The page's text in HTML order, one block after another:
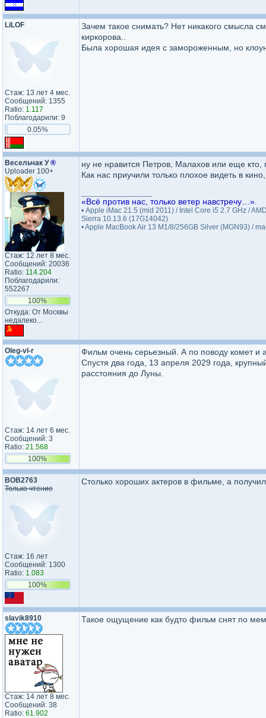
LiLOF
Стаж: 13 лет 4 мес.
Сообщений: 1355
Ratio: 1.117
Поблагодарили: 9
0.05%
Зачем такое снимать? Нет никакого смысла
киркорова..
Была хорошая идея с замороженным, но клоун
Весельчак У®
Uploader 100+
Стаж: 12 лет 8 мес.
Сообщений: 20036
Ratio: 114.204
Поблагодарили:
552267
100%
Откуда: От Москвы
недалеко...
ну не нравится Петров, Малахов или еще
Как нас приучили только плохое видеть в
«Всё против нас, только ветер навстречу…».
• Apple iMac 21.5 (mid 2011) / Intel Core i5 2.7 GHz /
Sierra 10.13.6 (17G14042)
• Apple MacBook Air 13 M1/8/256GB Silver (MGN93) /
Oleg-vl-r
Стаж: 14 лет 6 мес.
Сообщений: 3
Ratio: 21.568
100%
Фильм очень серьезный. А по поводу комет и
Спустя два года, 13 апреля 2029 года,
расстояния до Луны.
BOB2763
Только чтение
Стаж: 16 лет
Сообщений: 1300
Ratio: 1.083
100%
Столько хороших актеров в фильме, а
slavik8910
Стаж: 14 лет 8 мес.
Сообщений: 38
Ratio: 61.902
Такое ощущение как будто фильм снят по